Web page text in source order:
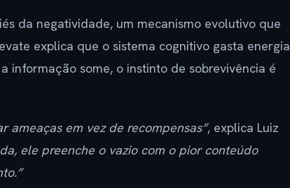
da negatividade, um mecanismo evolutivo que
explica que o sistema cognitivo gasta energia
informação some, o instinto de sobrevivência é
ameaças em vez de recompensas”, explica Luiz
ele preenche o vazio com o pior conteúdo